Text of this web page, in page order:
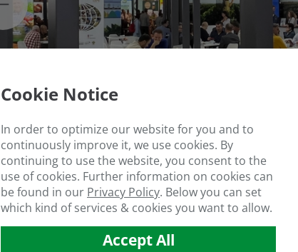
Cookie Notice
In order to optimize our website for you and to
continuously improve it, we use cookies. By
continuing to use the website, you consent to the
use of cookies. Further information on cookies can
be found in our Privacy Policy. Below you can set
which kind of services & cookies you want to allow.
Accept All